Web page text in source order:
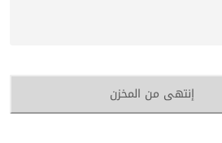
إنتهى من المخزن